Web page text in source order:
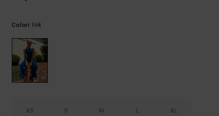
Colori Ink
XS S M L XL